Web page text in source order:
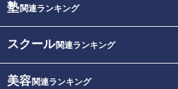
塾関連ランキング
スクール関連ランキング
美容関連ランキング